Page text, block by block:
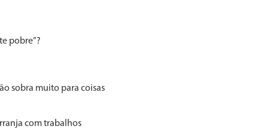
pobre”?
sobra muito para coisas
com trabalhos